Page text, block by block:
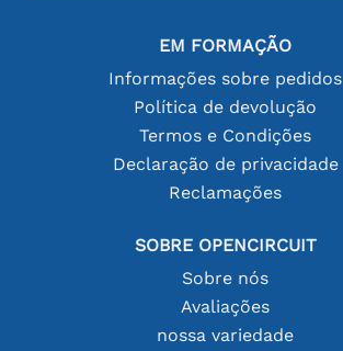
EM FORMAÇÃO
Informações sobre pedidos
Política de devolução
Termos e Condições
Declaração de privacidade
Reclamações
SOBRE OPENCIRCUIT
Sobre nós
Avaliações
nossa variedade